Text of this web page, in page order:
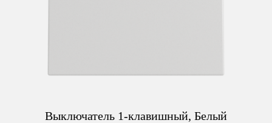
Выключатель 1-клавишный, Белый